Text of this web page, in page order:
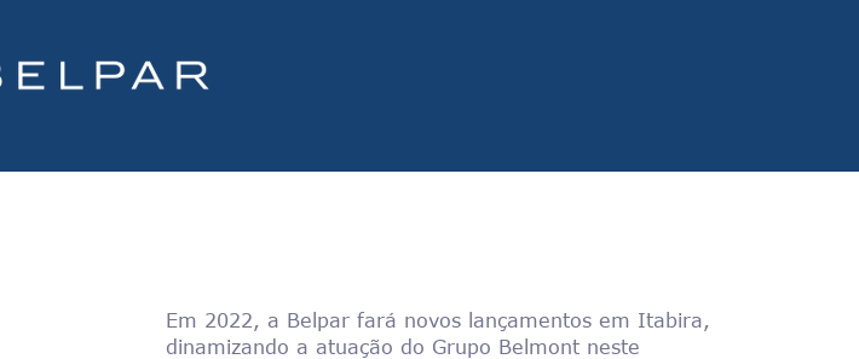
Em 2022, a Belpar fará novos lançamentos em Itabira,
dinamizando a atuação do Grupo Belmont neste